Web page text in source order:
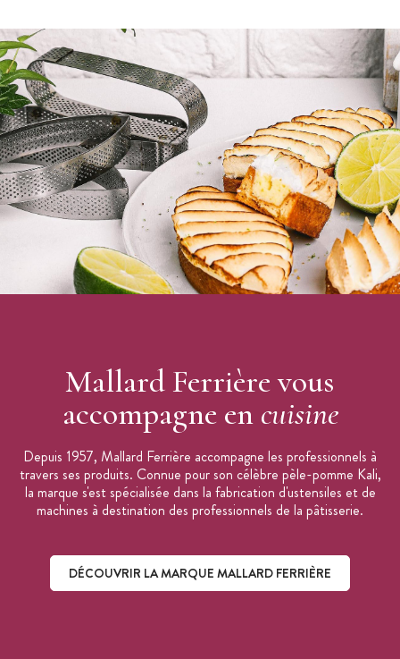
Largeur : 2,5 cm
Longueur : 14,5 cm (virole : 3 cm)
Indémanchable
Prise en main facile et stable
Pour pâtisserie et cuisine
Marque : Mallard Ferrière
Mallard Ferrière vous
accompagne en cuisine
Depuis 1957, Mallard Ferrière accompagne les professionnels à
travers ses produits. Connue pour son célèbre pèle-pomme Kali,
la marque s'est spécialisée dans la fabrication d'ustensiles et de
machines à destination des professionnels de la pâtisserie.
DÉCOUVRIR LA MARQUE MALLARD FERRIÈRE